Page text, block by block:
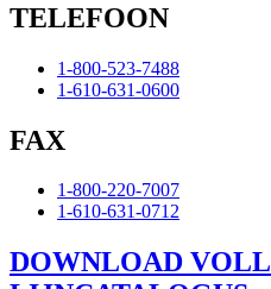
TELEFOON
1-800-523-7488
1-610-631-0600
FAX
1-800-220-7007
1-610-631-0712
DOWNLOAD